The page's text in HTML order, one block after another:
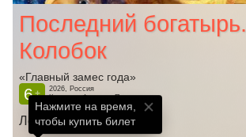
Последний богатырь.
Колобок
«Главный замес года»
6+
2026, Россия
Комедия, Фэнтези, Приключения
Ленком
Нажмите на время,
чтобы купить билет